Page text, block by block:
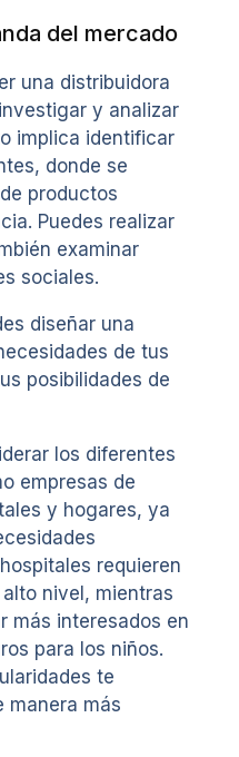
del mercado
una distribuidora
y analizar
implica identificar
donde se
productos
Puedes realizar
examinar
sociales.
diseñar una
de tus
posibilidades de
los diferentes
empresas de
y hogares, ya
requieren
nivel, mientras
más interesados en
para los niños.
te
manera más